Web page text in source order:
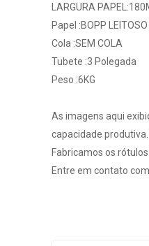
LARGURA
Papel :BOPP LEITOSO
Cola :SEM COLA
Tubete :3 Polegada
Peso :6KG
As imagens aqui
capacidade produtiva.
Fabricamos os
Entre em contato